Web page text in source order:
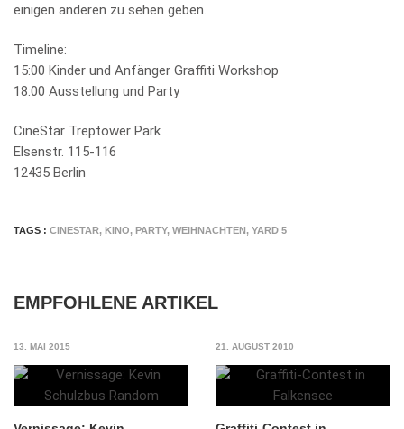
einigen anderen zu sehen geben.
Timeline:
15:00 Kinder und Anfänger Graffiti Workshop
18:00 Ausstellung und Party
CineStar Treptower Park
Elsenstr. 115-116
12435 Berlin
TAGS : CINESTAR, KINO, PARTY, WEIHNACHTEN, YARD 5
EMPFOHLENE ARTIKEL
13. MAI 2015 21. AUGUST 2010